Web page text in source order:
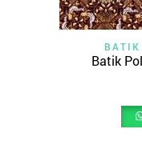
BATIK
Batik